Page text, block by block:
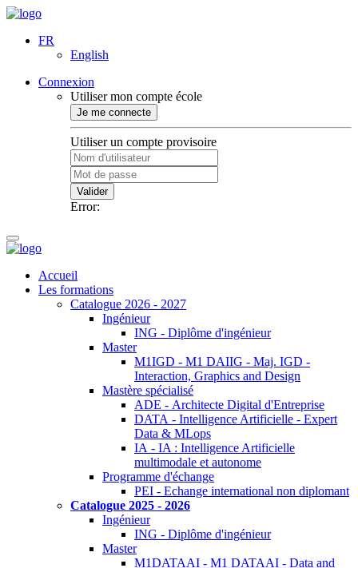
FR
English
Connexion
Utiliser mon compte école
Je me connecte
Utiliser un compte provisoire
Valider
Error:
Accueil
Les formations
Catalogue 2026 - 2027
Ingénieur
ING - Diplôme d'ingénieur
Master
M1IGD - M1 DAIIG - Maj. IGD -
Interaction, Graphics and Design
Mastère spécialisé
ADE - Architecte Digital d'Entreprise
DATA - Intelligence Artificielle - Expert
Data & MLops
IA - IA : Intelligence Artificielle
multimodale et autonome
Programme d'échange
PEI - Echange international non diplomant
Catalogue 2025 - 2026
Ingénieur
ING - Diplôme d'ingénieur
Master
M1DATAAI - M1 DATAAI - Data and